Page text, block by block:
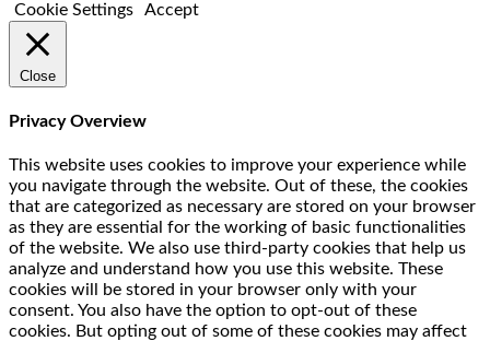
Cookie Settings
Accept
Close
Privacy Overview
This website uses cookies to improve your experience while
you navigate through the website. Out of these, the cookies
that are categorized as necessary are stored on your browser
as they are essential for the working of basic functionalities
of the website. We also use third-party cookies that help us
analyze and understand how you use this website. These
cookies will be stored in your browser only with your
consent. You also have the option to opt-out of these
cookies. But opting out of some of these cookies may affect